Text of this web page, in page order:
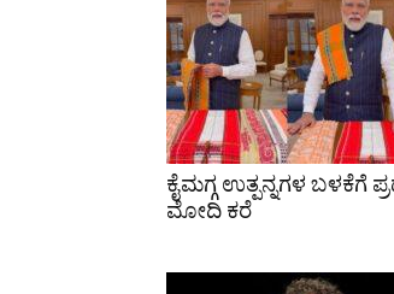
ಕೈಮಗ್ಗ ಉತ್ಪನ್ನಗಳ ಬಳಕೆಗೆ
ಮೋದಿ ಕರೆ